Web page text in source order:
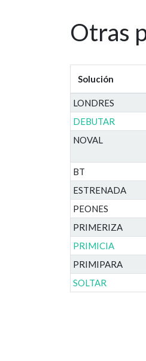
Otras
Solución
LONDRES
DEBUTAR
NOVAL
BT
ESTRENADA
PEONES
PRIMERIZA
PRIMICIA
PRIMIPARA
SOLTAR